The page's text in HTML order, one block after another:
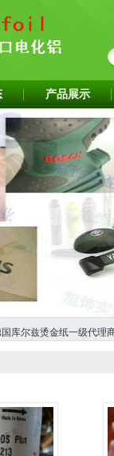
产品展示
库尔兹烫金纸一级代理
尾池烫金纸华东区总代理
业供应商
烫金纸，汽车格栅烫金